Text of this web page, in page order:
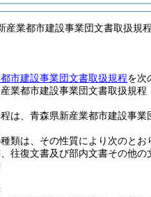
産業都市建設事業団文書取扱規程
市建設事業団文書取扱規程を次
業都市建設事業団文書取扱規程
は、青森県新産業都市建設事業
類は、その性質により次のとお
往復文書及び部内文書その他の